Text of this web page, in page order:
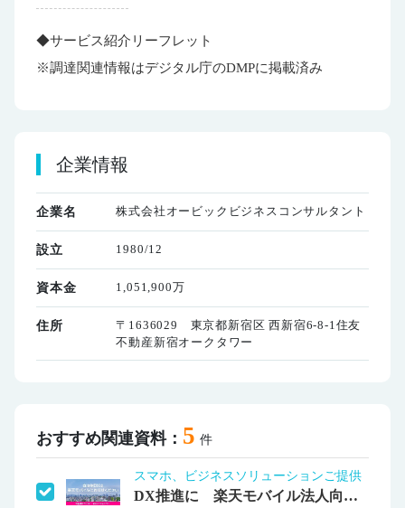
◆サービス紹介リーフレット
※調達関連情報はデジタル庁のDMPに掲載済み
企業情報
企業名 株式会社オービックビジネスコンサルタント
設立 1980/12
資本金 1,051,900万
住所
〒1636029 東京都新宿区 西新宿6-8-1住友
不動産新宿オークタワー
おすすめ関連資料： 5 件
スマホ、ビジネスソリューションご提供
DX推進に 楽天モバイル法人向けサービス